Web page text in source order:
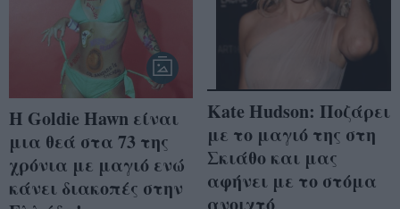
H Goldie Hawn είναι
μια θεά στα 73 της
χρόνια με μαγιό ενώ
κάνει διακοπές στην
Kate Hudson: Ποζάρει
με το μαγιό της στη
Σκιάθο και μας
αφήνει με το στόμα